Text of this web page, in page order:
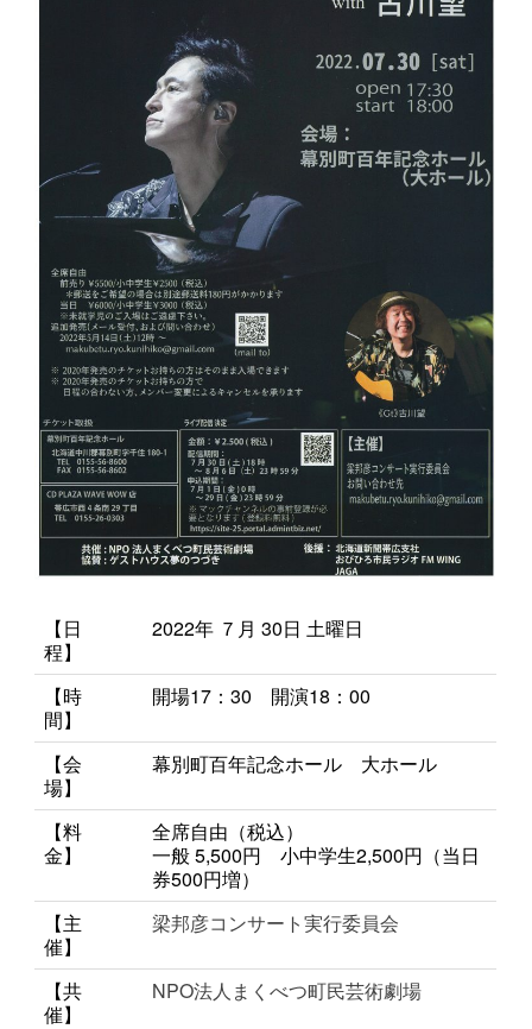
【日
程】
2022年 ７月 30日 土曜日
【時
間】
開場17：30 開演18：00
【会
場】
幕別町百年記念ホール 大ホール
【料
金】
全席自由（税込）
一般 5,500円 小中学生2,500円（当日
券500円増）
【主
催】
梁邦彦コンサート実行委員会
【共
催】
NPO法人まくべつ町民芸術劇場